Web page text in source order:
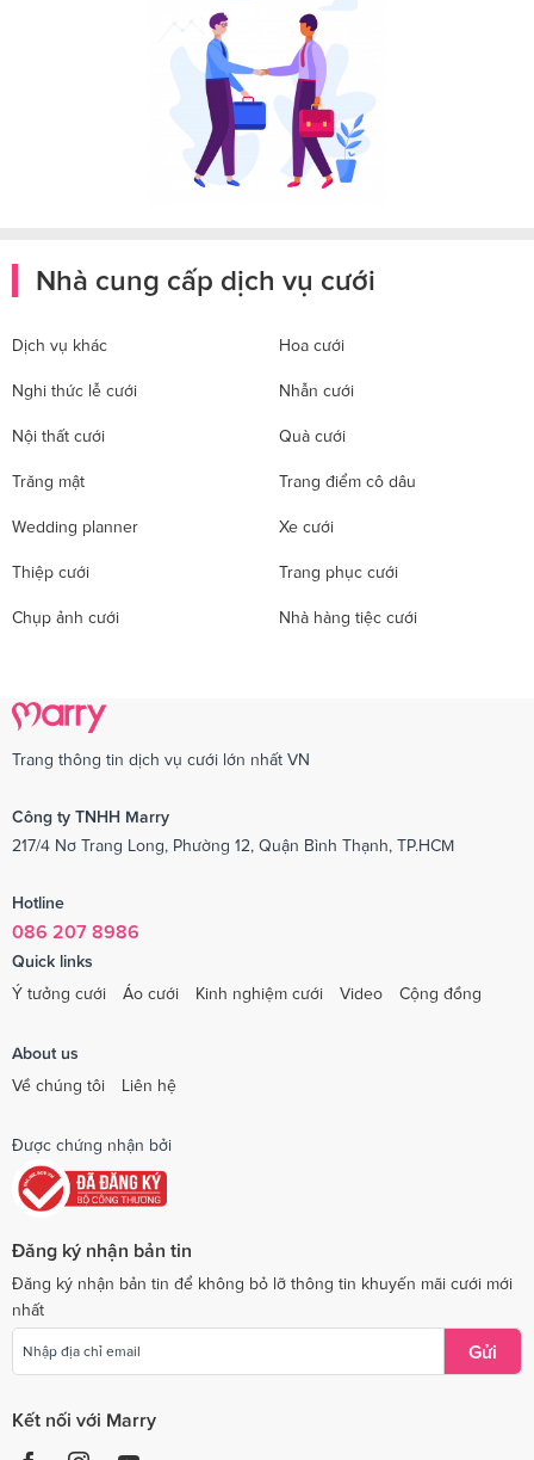
Nhà cung cấp dịch vụ cưới
Dịch vụ khác Hoa cưới
Nghi thức lễ cưới Nhẫn cưới
Nội thất cưới Quà cưới
Trăng mật Trang điểm cô dâu
Wedding planner Xe cưới
Thiệp cưới Trang phục cưới
Chụp ảnh cưới Nhà hàng tiệc cưới
Trang thông tin dịch vụ cưới lớn nhất VN
Công ty TNHH Marry
217/4 Nơ Trang Long, Phường 12, Quận Bình Thạnh, TP.HCM
Hotline
086 207 8986
Quick links
Ý tưởng cưới
Áo cưới Kinh nghiệm cưới Video Cộng đồng
About us
Về chúng tôi
Liên hệ
Được chứng nhận bởi
Đăng ký nhận bản tin
Đăng ký nhận bản tin để không bỏ lỡ thông tin khuyến mãi cưới mới
nhất
Gửi
Kết nối với Marry